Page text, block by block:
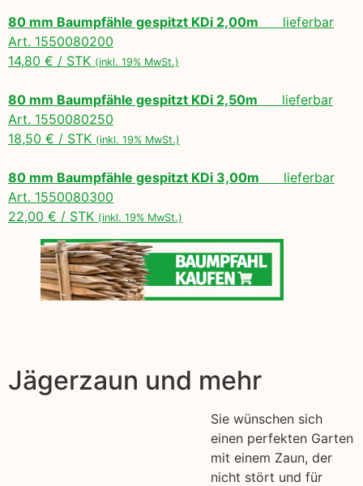
80 mm Baumpfähle gespitzt KDi 2,00m lieferbar
Art. 1550080200
14,80 € / STK (inkl. 19% MwSt.)
80 mm Baumpfähle gespitzt KDi 2,50m lieferbar
Art. 1550080250
18,50 € / STK (inkl. 19% MwSt.)
80 mm Baumpfähle gespitzt KDi 3,00m lieferbar
Art. 1550080300
22,00 € / STK (inkl. 19% MwSt.)
Jägerzaun und mehr
Sie wünschen sich
einen perfekten Garten
mit einem Zaun, der
nicht stört und für